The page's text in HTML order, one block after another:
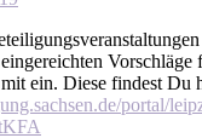
Vorschläge
ein. Diese findest Du
portal/